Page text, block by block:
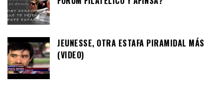
JEUNESSE, OTRA ESTAFA PIRAMIDAL MÁS
(VIDEO)